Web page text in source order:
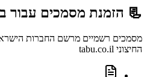
📃 הזמנת מסמכים עבור
מסמכים רשמיים מרשם החברות
החיצוני tabu.co.il